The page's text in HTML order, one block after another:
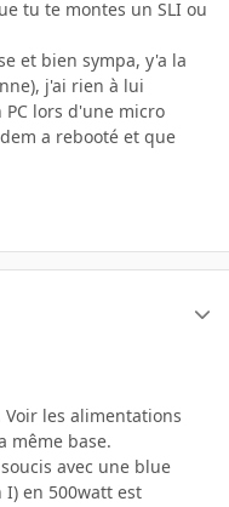
tu te montes un SLI ou
et bien sympa, y'a la
j'ai rien à lui
PC lors d'une micro
a rebooté et que
les alimentations
même base.
avec une blue
en 500watt est